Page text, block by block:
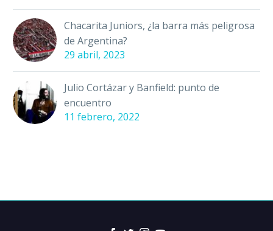
Chacarita Juniors, ¿la barra más peligrosa
de Argentina?
29 abril, 2023
Julio Cortázar y Banfield: punto de
encuentro
11 febrero, 2022